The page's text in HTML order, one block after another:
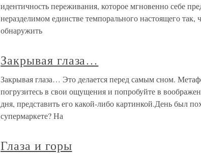
идентичность переживания, которое мгновенно себе
неразделимом единстве темпорального настоящего так,
обнаружить
Закрывая глаза…
Закрывая глаза… Это делается перед самым сном.
погрузитесь в свои ощущения и попробуйте в
дня, представить его какой-либо картинкой.День был
супермаркете? На
Глаза и горы